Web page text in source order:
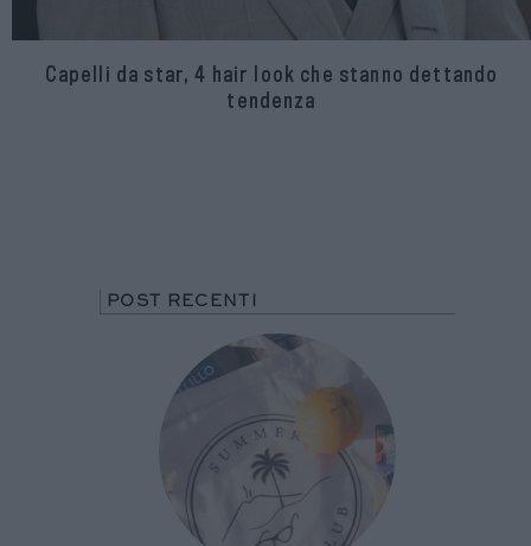
Capelli da star, 4 hair look che stanno dettando
tendenza
POST RECENTI